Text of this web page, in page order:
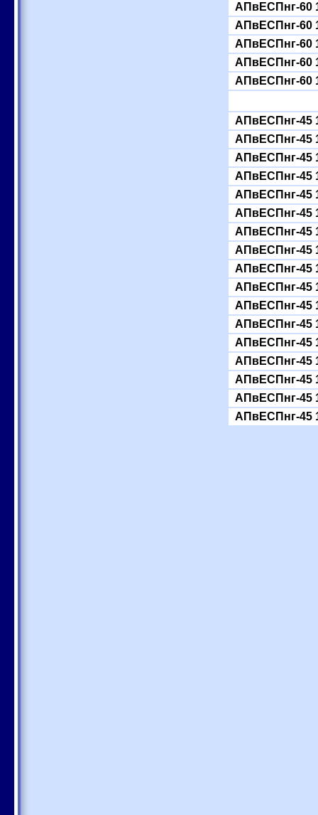
АПвЕСПнг-60
АПвЕСПнг-60
АПвЕСПнг-60
АПвЕСПнг-60
АПвЕСПнг-60
АПвЕСПнг-45
АПвЕСПнг-45
АПвЕСПнг-45
АПвЕСПнг-45
АПвЕСПнг-45
АПвЕСПнг-45
АПвЕСПнг-45
АПвЕСПнг-45
АПвЕСПнг-45
АПвЕСПнг-45
АПвЕСПнг-45
АПвЕСПнг-45
АПвЕСПнг-45
АПвЕСПнг-45
АПвЕСПнг-45
АПвЕСПнг-45
АПвЕСПнг-45